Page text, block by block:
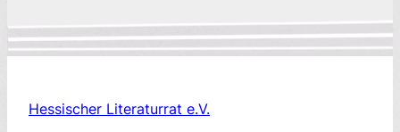
Hessischer Literaturrat e.V.